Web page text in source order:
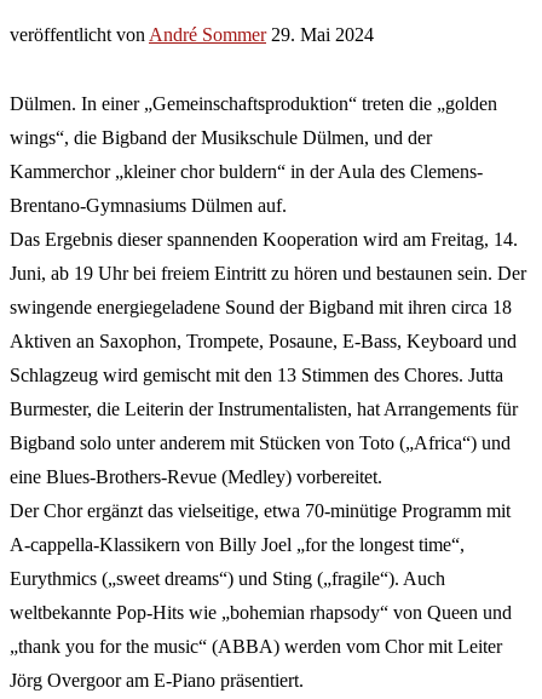
veröffentlicht von André Sommer 29. Mai 2024
Dülmen. In einer „Gemeinschaftsproduktion“ treten die „golden
wings“, die Bigband der Musikschule Dülmen, und der
Kammerchor „kleiner chor buldern“ in der Aula des Clemens-
Brentano-Gymnasiums Dülmen auf.
Das Ergebnis dieser spannenden Kooperation wird am Freitag, 14.
Juni, ab 19 Uhr bei freiem Eintritt zu hören und bestaunen sein. Der
swingende energiegeladene Sound der Bigband mit ihren circa 18
Aktiven an Saxophon, Trompete, Posaune, E-Bass, Keyboard und
Schlagzeug wird gemischt mit den 13 Stimmen des Chores. Jutta
Burmester, die Leiterin der Instrumentalisten, hat Arrangements für
Bigband solo unter anderem mit Stücken von Toto („Africa“) und
eine Blues-Brothers-Revue (Medley) vorbereitet.
Der Chor ergänzt das vielseitige, etwa 70-minütige Programm mit
A-cappella-Klassikern von Billy Joel „for the longest time“,
Eurythmics („sweet dreams“) und Sting („fragile“). Auch
weltbekannte Pop-Hits wie „bohemian rhapsody“ von Queen und
„thank you for the music“ (ABBA) werden vom Chor mit Leiter
Jörg Overgoor am E-Piano präsentiert.